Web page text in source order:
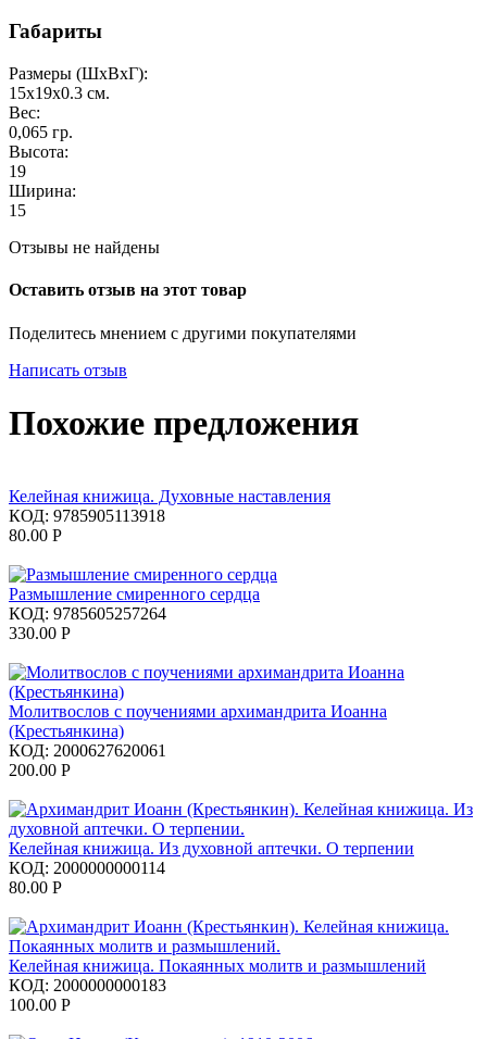
Габариты
Размеры (ШxВxГ):
15x19x0.3 см.
Вес:
0,065 гр.
Высота:
19
Ширина:
15
Отзывы не найдены
Оставить отзыв на этот товар
Поделитесь мнением с другими покупателями
Написать отзыв
Похожие предложения
Келейная книжица. Духовные наставления
КОД: 9785905113918
80.00 Р
Размышление смиренного сердца
КОД: 9785605257264
330.00 Р
Молитвослов с поучениями архимандрита Иоанна
(Крестьянкина)
КОД: 2000627620061
200.00 Р
Келейная книжица. Из духовной аптечки. О терпении
КОД: 2000000000114
80.00 Р
Келейная книжица. Покаянных молитв и размышлений
КОД: 2000000000183
100.00 Р